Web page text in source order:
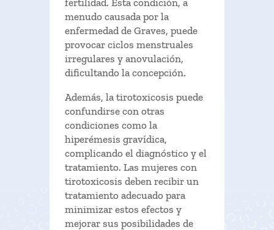
menudo causada por la
enfermedad de Graves, puede
provocar ciclos menstruales
irregulares y anovulación,
dificultando la concepción.
Además, la tirotoxicosis puede
confundirse con otras
condiciones como la
hiperémesis gravídica,
complicando el diagnóstico y el
tratamiento. Las mujeres con
tirotoxicosis deben recibir un
tratamiento adecuado para
minimizar estos efectos y
mejorar sus posibilidades de